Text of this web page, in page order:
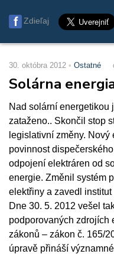
Zdieľaj
30. októbra 2012 Ostatné
Solárna
Nad solární energetikou
zataženo.. Skončil stop
legislativní změny. Nový
povinnost
odpojení elektráren od
energie. Změnil systém
elektřiny a zavedl
Dne 30. 5. 2012 vešel
podporovaných zdrojích
zákonů – zákon č. 165/
úpravě přináší